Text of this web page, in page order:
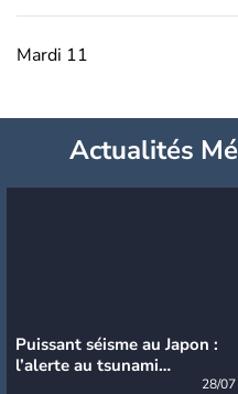
Mardi 11
Actualités
Puissant séisme au Japon :
l’alerte au tsunami
28/07